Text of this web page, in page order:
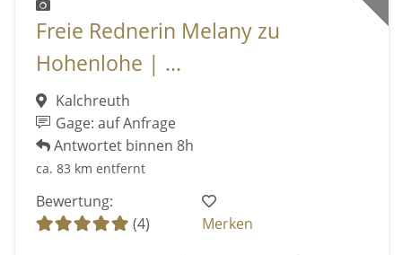
Freie Rednerin Melany zu
Hohenlohe | ...
Kalchreuth
Gage: auf Anfrage
Antwortet binnen 8h
ca. 83 km entfernt
Bewertung:
(4)
Merken